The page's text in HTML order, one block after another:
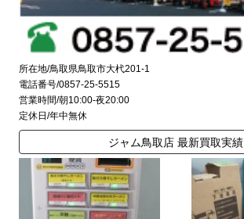
所在地/鳥取県鳥取市大杙201-1
電話番号/0857-25-5515
営業時間/朝10:00-夜20:00
定休日/年中無休
ジャム鳥取店 最新買取実績